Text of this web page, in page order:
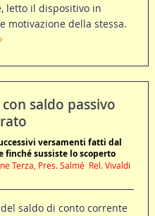
letto il dispositivo in
motivazione della stessa.
saldo passivo
versamenti fatti dal
finché sussiste lo scoperto
Terza, Pres. Salmé  Rel. Vivaldi
saldo di conto corrente